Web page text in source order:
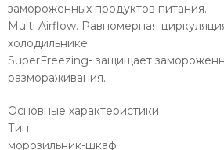
замороженных продуктов питания.
Multi Airflow. Равномерная
холодильнике.
SuperFreezing- защищает
размораживания.
Основные характеристики
Тип
морозильник-шкаф